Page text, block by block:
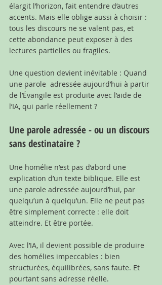
élargit l’horizon, fait entendre d’autres
accents. Mais elle oblige aussi à choisir :
tous les discours ne se valent pas, et
cette abondance peut exposer à des
lectures partielles ou fragiles.
Une question devient inévitable : Quand
une parole  adressée aujourd’hui à partir
de l’Évangile est produite avec l’aide de
l’IA, qui parle réellement ?
Une parole adressée - ou un discours
sans destinataire ?
Une homélie n’est pas d’abord une
explication d’un texte biblique. Elle est
une parole adressée aujourd’hui, par
quelqu’un à quelqu’un. Elle ne peut pas
être simplement correcte : elle doit
atteindre. Et être portée.
Avec l’IA, il devient possible de produire
des homélies impeccables : bien
structurées, équilibrées, sans faute. Et
pourtant sans adresse réelle.